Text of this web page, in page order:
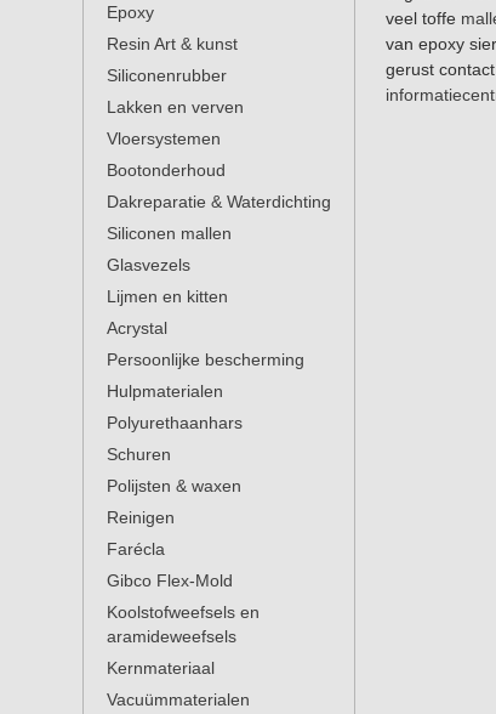
Epoxy
Resin Art & kunst
Siliconenrubber
Lakken en verven
Vloersystemen
Bootonderhoud
Dakreparatie & Waterdichting
Siliconen mallen
Glasvezels
Lijmen en kitten
Acrystal
Persoonlijke bescherming
Hulpmaterialen
Polyurethaanhars
Schuren
Polijsten & waxen
Reinigen
Farécla
Gibco Flex-Mold
Koolstofweefsels en
aramideweefsels
Kernmateriaal
Vacuümmaterialen
veel toffe
van epoxy
gerust